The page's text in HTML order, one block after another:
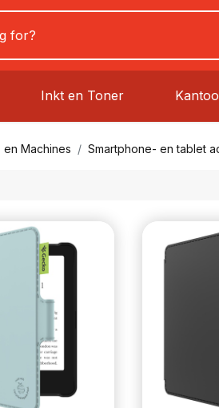
Inkt en Toner
en Machines Smartphone- en tablet